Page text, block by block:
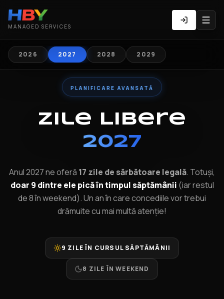
MANAGED SERVICES
2026 2027 2028 2029
PLANIFICARE AVANSATĂ
Zile Libere
2027
Anul 2027 ne oferă 17 zile de sărbătoare legală. Totuși,
doar 9 dintre ele pică în timpul săptămânii (iar restul
de 8 în weekend). Un an în care concediile vor trebui
drămuite cu mai multă atenție!
9 ZILE ÎN CURSUL SĂPTĂMÂNII
8 ZILE ÎN WEEKEND